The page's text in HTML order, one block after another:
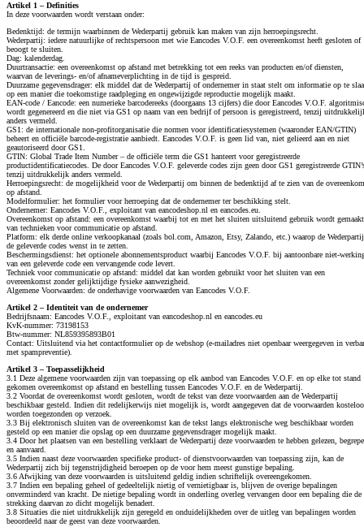
Artikel 1 – Definities
In deze voorwaarden wordt verstaan onder:
Bedenktijd: de termijn waarbinnen de Wederpartij gebruik kan maken van zijn herroepingsrecht.
Wederpartij: iedere natuurlijke of rechtspersoon met wie Eancodes V.O.F. een overeenkomst heeft gesloten of
beoogt te sluiten.
Dag: kalenderdag.
Duurtransactie: een overeenkomst op afstand met betrekking tot een reeks van producten en/of diensten,
waarvan de leverings- en/of afnameverplichting in de tijd is gespreid.
Duurzame gegevensdrager: elk middel dat de Wederpartij of ondernemer in staat stelt om informatie op te
op een manier die toekomstige raadpleging en ongewijzigde reproductie mogelijk maakt.
EAN-code / Eancode: een numerieke barcodereeks (doorgaans 13 cijfers) die door Eancodes V.O.F.
wordt gegenereerd en die niet via GS1 op naam van een bedrijf of persoon is geregistreerd, tenzij
anders vermeld.
GS1: de internationale non-profitorganisatie die normen voor identificatiesystemen (waaronder EAN/GTIN)
beheert en officiële barcode-registratie aanbiedt. Eancodes V.O.F. is geen lid van, niet gelieerd aan en niet
geautoriseerd door GS1.
GTIN: Global Trade Item Number – de officiële term die GS1 hanteert voor geregistreerde
productidentificatiecodes. De door Eancodes V.O.F. geleverde codes zijn geen door GS1 geregistreerde
tenzij uitdrukkelijk anders vermeld.
Herroepingsrecht: de mogelijkheid voor de Wederpartij om binnen de bedenktijd af te zien van de
op afstand.
Modelformulier: het formulier voor herroeping dat de ondernemer ter beschikking stelt.
Ondernemer: Eancodes V.O.F., exploitant van eancodeshop.nl en eancodes.eu.
Overeenkomst op afstand: een overeenkomst waarbij tot en met het sluiten uitsluitend gebruik wordt gemaakt
van technieken voor communicatie op afstand.
Platform: elk derde online verkoopkanaal (zoals bol.com, Amazon, Etsy, Zalando, etc.) waarop de Wederpartij
de geleverde codes wenst in te zetten.
Beschermingsdienst: het optionele abonnementsproduct waarbij Eancodes V.O.F. bij aantoonbare niet-
van een geleverde code een vervangende code levert.
Techniek voor communicatie op afstand: middel dat kan worden gebruikt voor het sluiten van een
overeenkomst zonder gelijktijdige fysieke aanwezigheid.
Algemene Voorwaarden: de onderhavige voorwaarden van Eancodes V.O.F.
Artikel 2 – Identiteit van de ondernemer
Bedrijfsnaam: Eancodes V.O.F., exploitant van eancodeshop.nl en eancodes.eu
KvK-nummer: 73198153
Btw-nummer: NL859395893B01
Contact: Uitsluitend via het contactformulier op de webshop (e-mailadres niet openbaar weergegeven in
met spampreventie).
Artikel 3 – Toepasselijkheid
3.1 Deze algemene voorwaarden zijn van toepassing op elk aanbod van Eancodes V.O.F. en op elke tot stand
gekomen overeenkomst op afstand en bestelling tussen Eancodes V.O.F. en de Wederpartij.
3.2 Voordat de overeenkomst wordt gesloten, wordt de tekst van deze voorwaarden aan de Wederpartij
beschikbaar gesteld. Indien dit redelijkerwijs niet mogelijk is, wordt aangegeven dat de voorwaarden
worden toegezonden op verzoek.
3.3 Bij elektronisch sluiten van de overeenkomst kan de tekst langs elektronische weg beschikbaar worden
gesteld op een manier die opslag op een duurzame gegevensdrager mogelijk maakt.
3.4 Door het plaatsen van een bestelling verklaart de Wederpartij deze voorwaarden te hebben gelezen,
en aanvaard.
3.5 Indien naast deze voorwaarden specifieke product- of dienstvoorwaarden van toepassing zijn, kan de
Wederpartij zich bij tegenstrijdigheid beroepen op de voor hem meest gunstige bepaling.
3.6 Afwijking van deze voorwaarden is uitsluitend geldig indien schriftelijk overeengekomen.
3.7 Indien een bepaling geheel of gedeeltelijk nietig of vernietigbaar is, blijven de overige bepalingen
onverminderd van kracht. De nietige bepaling wordt in onderling overleg vervangen door een bepaling die de
strekking daarvan zo dicht mogelijk benadert.
3.8 Situaties die niet uitdrukkelijk zijn geregeld en onduidelijkheden over de uitleg van bepalingen worden
beoordeeld naar de geest van deze voorwaarden.